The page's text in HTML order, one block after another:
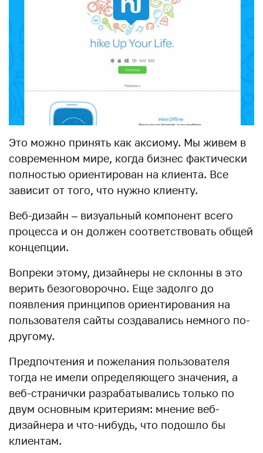
Это можно принять как аксиому. Мы живем в
современном мире, когда бизнес фактически
полностью ориентирован на клиента. Все
зависит от того, что нужно клиенту.
Веб-дизайн – визуальный компонент всего
процесса и он должен соответствовать общей
концепции.
Вопреки этому, дизайнеры не склонны в это
верить безоговорочно. Еще задолго до
появления принципов ориентирования на
пользователя сайты создавались немного по-
другому.
Предпочтения и пожелания пользователя
тогда не имели определяющего значения, а
веб-странички разрабатывались только по
двум основным критериям: мнение веб-
дизайнера и что-нибудь, что подошло бы
клиентам.